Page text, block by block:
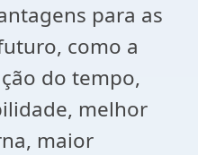
para as
como a
do tempo,
melhor
maior